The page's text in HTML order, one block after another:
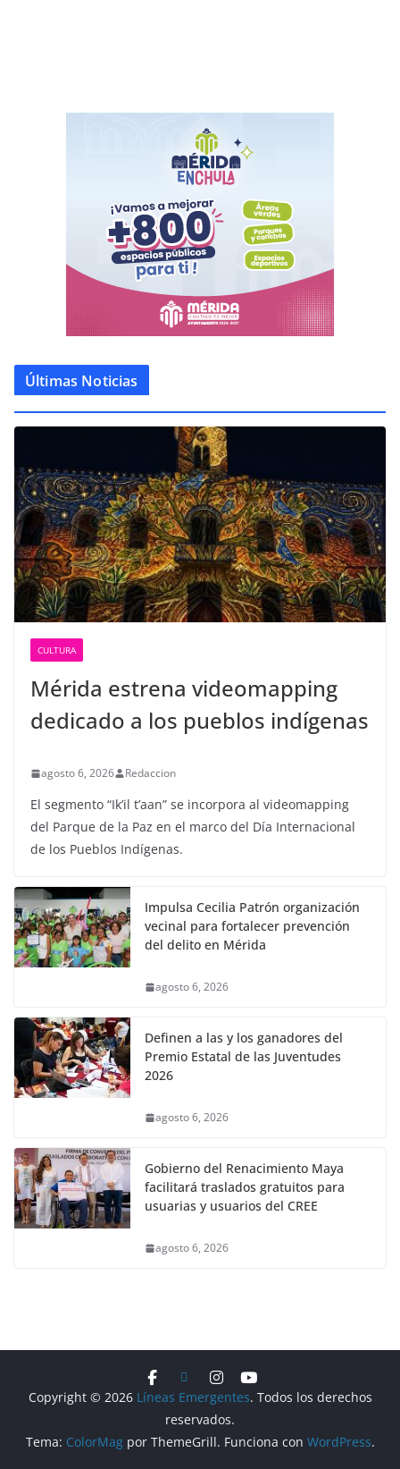
Últimas Noticias
CULTURA
Mérida estrena videomapping
dedicado a los pueblos indígenas
agosto 6, 2026 Redaccion
El segmento “Ik’il t’aan” se incorpora al videomapping
del Parque de la Paz en el marco del Día Internacional
de los Pueblos Indígenas.
Impulsa Cecilia Patrón organización
vecinal para fortalecer prevención
del delito en Mérida
agosto 6, 2026
Definen a las y los ganadores del
Premio Estatal de las Juventudes
2026
agosto 6, 2026
Gobierno del Renacimiento Maya
facilitará traslados gratuitos para
usuarias y usuarios del CREE
agosto 6, 2026
Copyright © 2026 Líneas Emergentes. Todos los derechos
reservados.
Tema: ColorMagpor ThemeGrill. Funciona con WordPress.